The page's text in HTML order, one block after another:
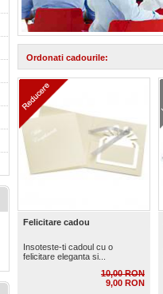
Ordonati cadourile:
Felicitare cadou
Insoteste-ti cadoul cu o
felicitare eleganta si...
10,00 RON
9,00 RON